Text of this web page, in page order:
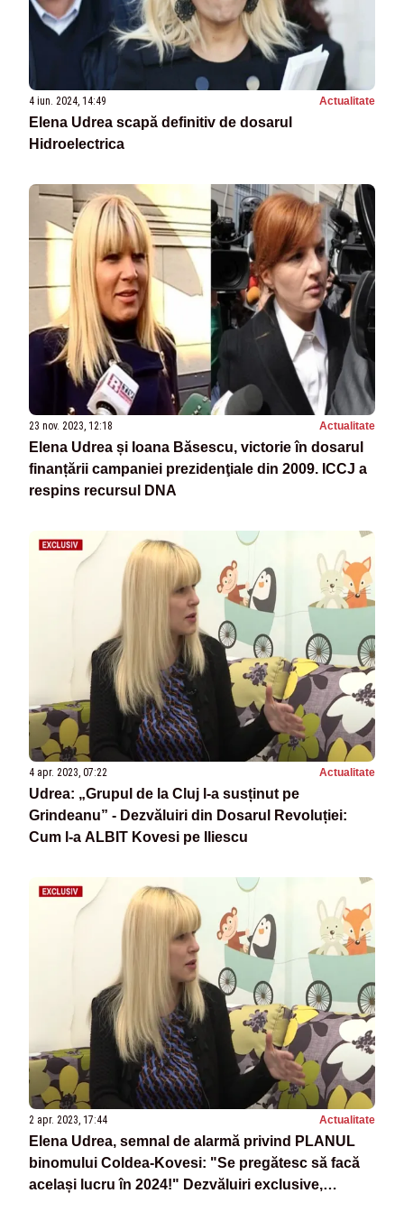
4 iun. 2024, 14:49 Actualitate
Elena Udrea scapă definitiv de dosarul
Hidroelectrica
23 nov. 2023, 12:18 Actualitate
Elena Udrea și Ioana Băsescu, victorie în dosarul
finanțării campaniei prezidenţiale din 2009. ICCJ a
respins recursul DNA
4 apr. 2023, 07:22 Actualitate
Udrea: „Grupul de la Cluj l-a susținut pe
Grindeanu” - Dezvăluiri din Dosarul Revoluției:
Cum l-a ALBIT Kovesi pe Iliescu
2 apr. 2023, 17:44 Actualitate
Elena Udrea, semnal de alarmă privind PLANUL
binomului Coldea-Kovesi: "Se pregătesc să facă
același lucru în 2024!" Dezvăluiri exclusive,